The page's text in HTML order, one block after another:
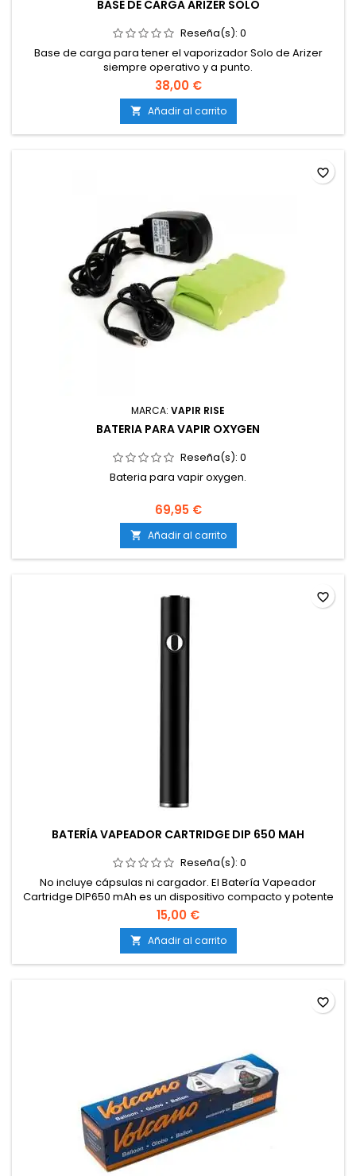
BASE DE CARGA ARIZER SOLO
Reseña(s): 0
Base de carga para tener el vaporizador Solo de Arizer
siempre operativo y a punto.
38,00 €
 Añadir al carrito
MARCA: VAPIR RISE
BATERIA PARA VAPIR OXYGEN
Reseña(s): 0
Bateria para vapir oxygen.
69,95 €
 Añadir al carrito
favorite_border
BATERÍA VAPEADOR CARTRIDGE DIP 650 MAH
Reseña(s): 0
No incluye cápsulas ni cargador. El Batería Vapeador
Cartridge DIP650 mAh es un dispositivo compacto y potente
diseñado para satisfacer las necesidades de los entusiastas
del vapeo. Con una capacidad de batería de 650 mAh,
ofrece una duración adecuada para sesiones de vapeo
prolongadas. Su diseño elegante y ergonómico lo hace fácil
de llevar y cómodo de...
15,00 €
 Añadir al carrito
favorite_border
favorite_border